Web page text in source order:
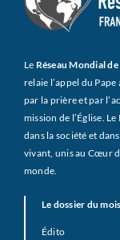
Le Réseau Mondial
relaie l’appel du
par la prière et par
mission de l’Église.
dans la société et
vivant, unis au Cœur
monde.
Le dossier du mois
Édito